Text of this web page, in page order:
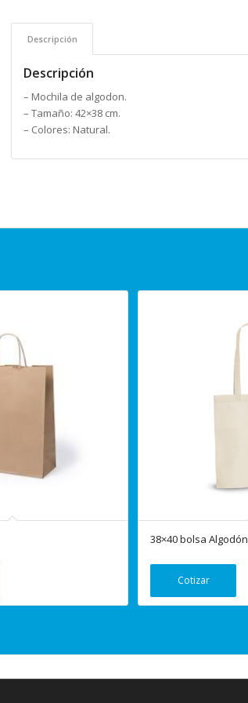
Descripción
Descripción
– Mochila de algodon.
– Tamaño: 42×38 cm.
– Colores: Natural.
38×40 bolsa Algodón
Cotizar